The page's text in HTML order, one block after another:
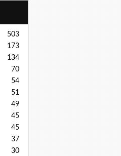
503
173
134
70
54
51
49
45
45
37
30